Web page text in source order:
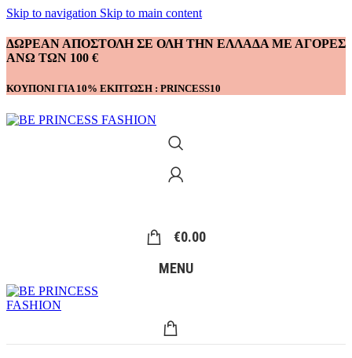
Skip to navigation Skip to main content
ΔΩΡΕΑΝ ΑΠΟΣΤΟΛΗ ΣΕ ΟΛΗ ΤΗΝ ΕΛΛΑΔΑ ΜΕ ΑΓΟΡΕΣ
ΑΝΩ ΤΩΝ 100 €
ΚΟΥΠΟΝΙ ΓΙΑ 10% ΕΚΠΤΩΣΗ : PRINCESS10
€0.00
MENU